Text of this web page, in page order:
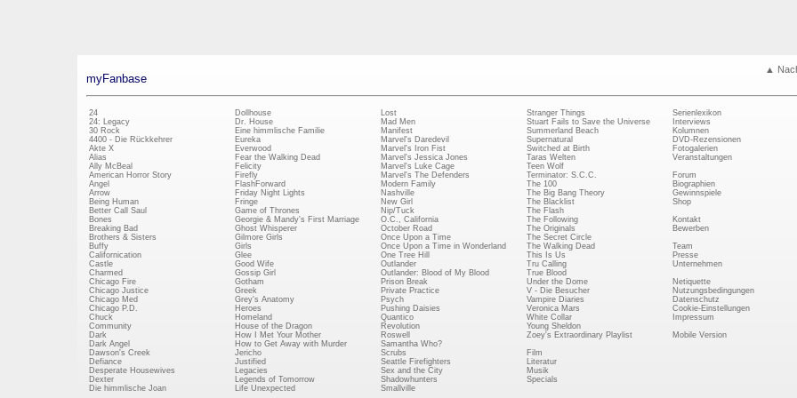
▲
myFanbase
24
24: Legacy
30 Rock
4400 - Die Rückkehrer
Akte X
Alias
Ally McBeal
American Horror Story
Angel
Arrow
Being Human
Better Call Saul
Bones
Breaking Bad
Brothers & Sisters
Buffy
Californication
Castle
Charmed
Chicago Fire
Chicago Justice
Chicago Med
Chicago P.D.
Chuck
Community
Dark
Dark Angel
Dawson's Creek
Defiance
Desperate Housewives
Dexter
Die himmlische Joan
Dollhouse
Dr. House
Eine himmlische Familie
Eureka
Everwood
Fear the Walking Dead
Felicity
Firefly
FlashForward
Friday Night Lights
Fringe
Game of Thrones
Georgie & Mandy's First Marriage
Ghost Whisperer
Gilmore Girls
Girls
Glee
Good Wife
Gossip Girl
Gotham
Greek
Grey's Anatomy
Heroes
Homeland
House of the Dragon
How I Met Your Mother
How to Get Away with Murder
Jericho
Justified
Legacies
Legends of Tomorrow
Life Unexpected
Lost
Mad Men
Manifest
Marvel's Daredevil
Marvel's Iron Fist
Marvel's Jessica Jones
Marvel's Luke Cage
Marvel's The Defenders
Modern Family
Nashville
New Girl
Nip/Tuck
O.C., California
October Road
Once Upon a Time
Once Upon a Time in Wonderland
One Tree Hill
Outlander
Outlander: Blood of My Blood
Prison Break
Private Practice
Psych
Pushing Daisies
Quantico
Revolution
Roswell
Samantha Who?
Scrubs
Seattle Firefighters
Sex and the City
Shadowhunters
Smallville
Stranger Things
Stuart Fails to Save the Universe
Summerland Beach
Supernatural
Switched at Birth
Taras Welten
Teen Wolf
Terminator: S.C.C.
The 100
The Big Bang Theory
The Blacklist
The Flash
The Following
The Originals
The Secret Circle
The Walking Dead
This Is Us
Tru Calling
True Blood
Under the Dome
V - Die Besucher
Vampire Diaries
Veronica Mars
White Collar
Young Sheldon
Zoey's Extraordinary Playlist
Film
Literatur
Musik
Specials
Serienlexikon
Interviews
Kolumnen
DVD-Rezensionen
Fotogalerien
Veranstaltungen
Forum
Biographien
Gewinnspiele
Shop
Kontakt
Bewerben
Team
Presse
Unternehmen
Netiquette
Nutzungsbedingungen
Datenschutz
Cookie-Einstellungen
Impressum
Mobile Version